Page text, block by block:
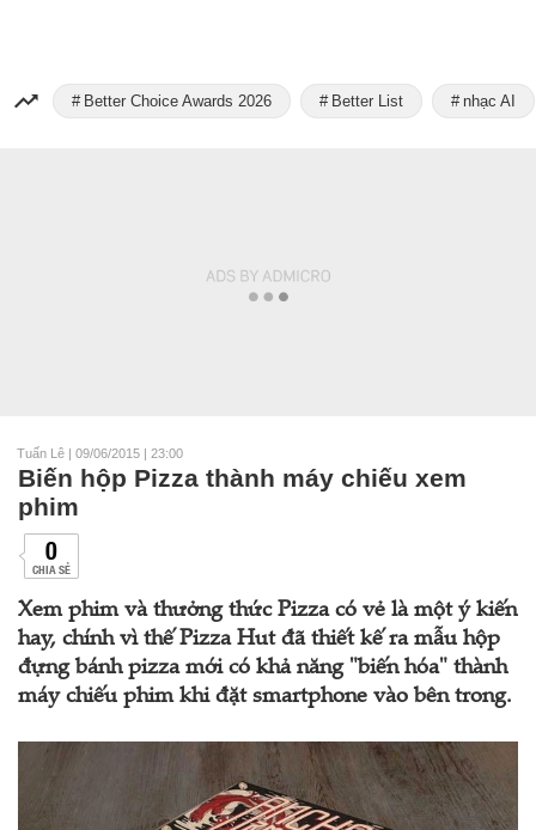
Better Choice Awards 2026 Better List nhạc AI
Tuấn Lê | 09/06/2015 | 23:00
Biến hộp Pizza thành máy chiếu xem
phim
0
CHIA SẺ
Xem phim và thưởng thức Pizza có vẻ là một ý kiến
hay, chính vì thế Pizza Hut đã thiết kế ra mẫu hộp
đựng bánh pizza mới có khả năng "biến hóa" thành
máy chiếu phim khi đặt smartphone vào bên trong.